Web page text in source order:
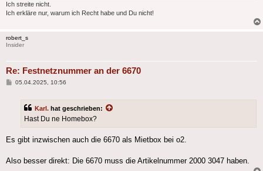
Ich streite nicht.
Ich erkläre nur, warum ich Recht habe und Du nicht!
robert_s
Insider
Re: Festnetznummer an der 6670
Beitrag
05.04.2025, 10:56
Karl. hat geschrieben:
Hast Du ne Homebox?
Es gibt inzwischen auch die 6670 als Mietbox bei o2.
Also besser direkt: Die 6670 muss die Artikelnummer 2000 3047 haben.